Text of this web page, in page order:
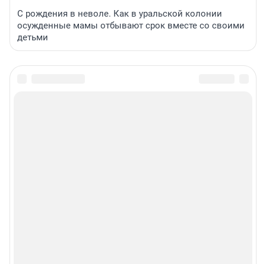
С рождения в неволе. Как в уральской колонии
осужденные мамы отбывают срок вместе со своими
детьми